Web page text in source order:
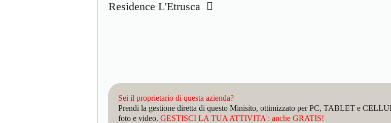
Residence L'Etrusca
Sei il proprietario di questa azienda?
Prendi la gestione diretta di questo Minisito, ottimizzato per PC, TABLET e
foto e video. GESTISCI LA TUA ATTIVITA': anche GRATIS!